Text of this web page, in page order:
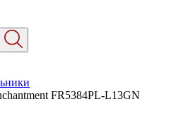
FR5384PL-L13GN